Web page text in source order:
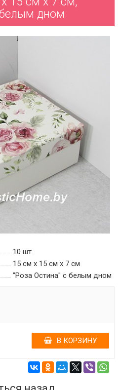
дном
10 шт.
15 см х 15 см х 7 см
"Роза Остина" c белым дном
В КОРЗИНУ